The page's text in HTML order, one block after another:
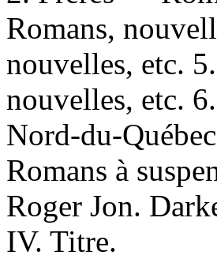
Romans,
nouvelles, etc.
nouvelles, etc.
Nord-du-
Romans à
Roger Jon.
IV. Titre.